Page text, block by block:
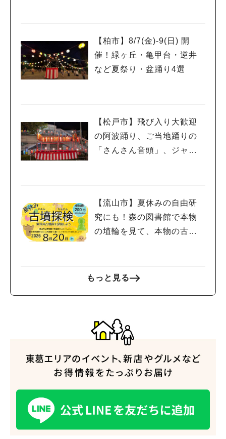
【柏市】8/7(金)‐9(日) 開
催！緑ヶ丘・亀甲台・逆井
など夏祭り・盆踊り4選
【松戸市】飛び入り大歓迎
の阿波踊り、ご当地踊りの
「さんさん音頭」、ジャ
【流山市】夏休みの自由研
究にも！森の図書館で本物
の埴輪を見て、本物の古墳
もっと見る
#イベント#公園#教えたい／教えて投稿記事
#教えたい/こんなの見つけた